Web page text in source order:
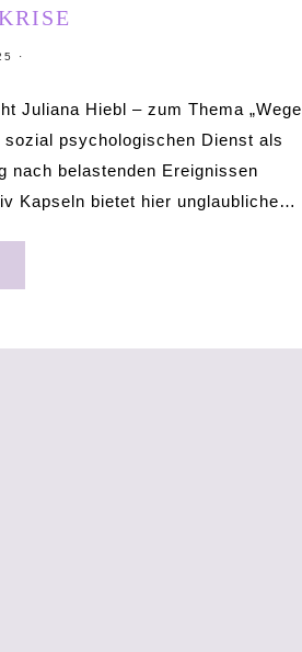
·
Juliana Hiebl – zum Thema „Wege
psychologischen Dienst als
nach belastenden Ereignissen
Kapseln bietet hier unglaubliche…